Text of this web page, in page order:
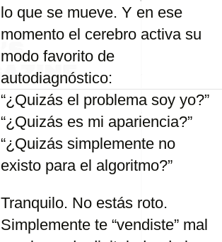
lo que se mueve. Y en ese
momento el cerebro activa su
modo favorito de
autodiagnóstico:
“¿Quizás el problema soy yo?”
“¿Quizás es mi apariencia?”
“¿Quizás simplemente no
existo para el algoritmo?”
Tranquilo. No estás roto.
Simplemente te “vendiste” mal